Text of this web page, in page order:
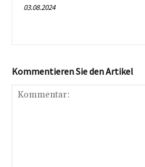
03.08.2024
Kommentieren Sie den Artikel